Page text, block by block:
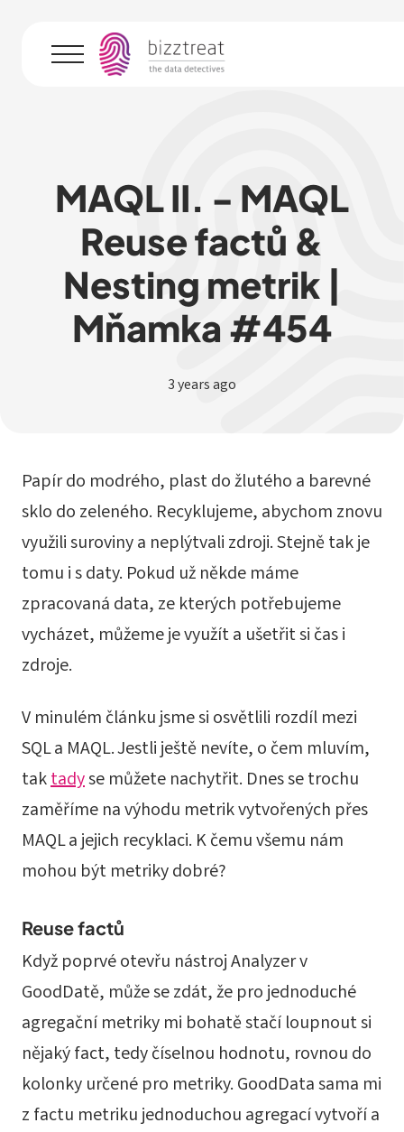
Menu
MAQL II. - MAQL
Reuse factů &
Nesting metrik |
Mňamka #454
3 years ago
Papír do modrého, plast do žlutého a barevné
sklo do zeleného. Recyklujeme, abychom znovu
využili suroviny a neplýtvali zdroji. Stejně tak je
tomu i s daty. Pokud už někde máme
zpracovaná data, ze kterých potřebujeme
vycházet, můžeme je využít a ušetřit si čas i
zdroje.
V minulém článku jsme si osvětlili rozdíl mezi
SQL a MAQL. Jestli ještě nevíte, o čem mluvím,
taktadyse můžete nachytřit. Dnes se trochu
zaměříme na výhodu metrik vytvořených přes
MAQL a jejich recyklaci. K čemu všemu nám
mohou být metriky dobré?
Reuse factů
Když poprvé otevřu nástroj Analyzer v
GoodDatě, může se zdát, že pro jednoduché
agregační metriky mi bohatě stačí loupnout si
nějaký fact, tedy číselnou hodnotu, rovnou do
kolonky určené pro metriky. GoodData sama mi
z factu metriku jednoduchou agregací vytvoří a